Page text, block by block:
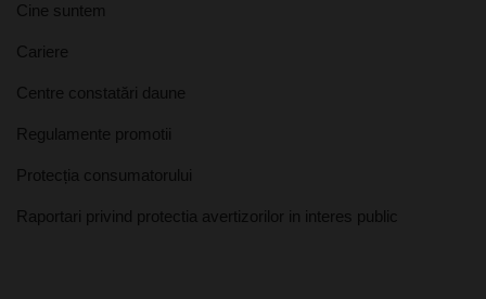
Cine suntem
Cariere
Centre constatări daune
Regulamente promotii
Protecția consumatorului
Raportari privind protectia avertizorilor in interes public